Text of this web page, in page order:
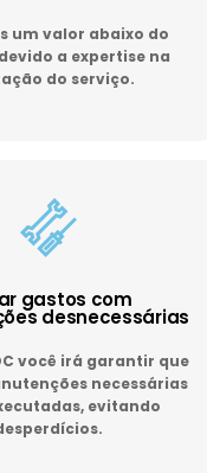
um valor abaixo do
a expertise na
do serviço.
gastos com
desnecessárias
você irá garantir que
necessárias
evitando